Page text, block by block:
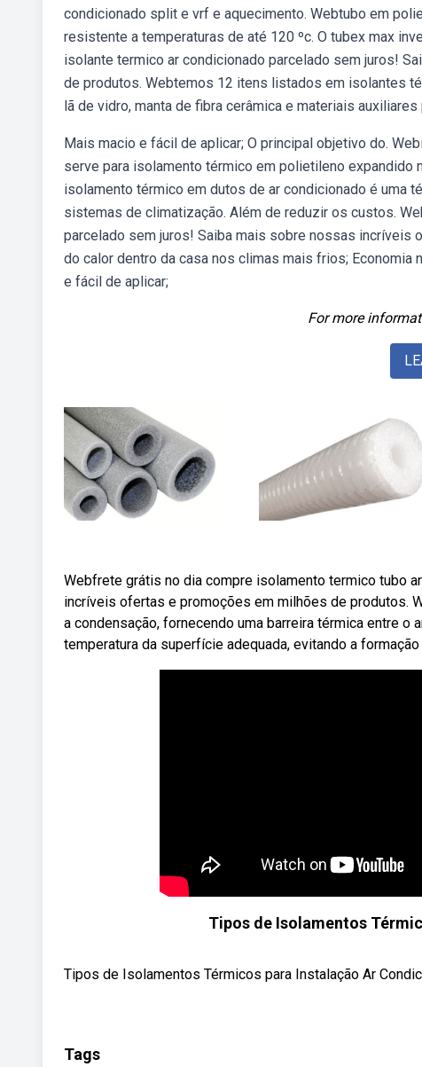
condicionado split e vrf e aquecimento. Webtubo em
resistente a temperaturas de até 120 ºc. O tubex max
isolante termico ar condicionado parcelado sem juros!
de produtos. Webtemos 12 itens listados em isolantes
lã de vidro, manta de fibra cerâmica e materiais auxiliares
Mais macio e fácil de aplicar; O principal objetivo do.
serve para isolamento térmico em polietileno expandido
isolamento térmico em dutos de ar condicionado é uma
sistemas de climatização. Além de reduzir os custos.
parcelado sem juros! Saiba mais sobre nossas incríveis
do calor dentro da casa nos climas mais frios;
e fácil de aplicar;
For more
Webfrete grátis no dia compre isolamento termico tubo
incríveis ofertas e promoções em milhões de produtos.
a condensação, fornecendo uma barreira térmica entre
temperatura da superfície adequada, evitando a
Tipos de Isolamentos
Tipos de Isolamentos Térmicos para Instalação Ar
Tags